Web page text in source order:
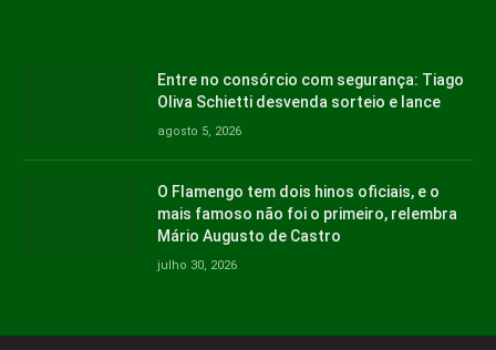
Entre no consórcio com segurança: Tiago
Oliva Schietti desvenda sorteio e lance
agosto 5, 2026
O Flamengo tem dois hinos oficiais, e o
mais famoso não foi o primeiro, relembra
Mário Augusto de Castro
julho 30, 2026